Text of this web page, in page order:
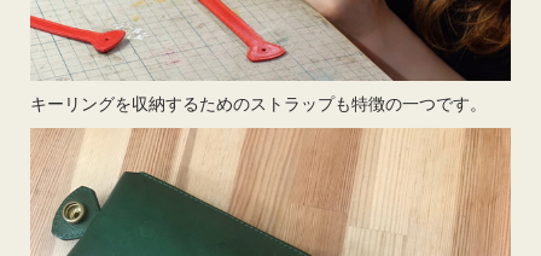
キーリングを収納するためのストラップも特徴の一つです。